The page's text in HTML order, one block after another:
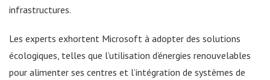
infrastructures.
Les experts exhortent Microsoft à adopter des solutions
écologiques, telles que l’utilisation d’énergies renouvelables
pour alimenter ses centres et l’intégration de systèmes de